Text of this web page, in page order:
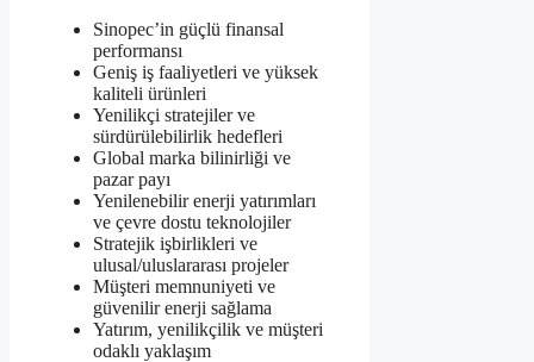
Sinopec’in güçlü finansal
performansı
Geniş iş faaliyetleri ve yüksek
kaliteli ürünleri
Yenilikçi stratejiler ve
sürdürülebilirlik hedefleri
Global marka bilinirliği ve
pazar payı
Yenilenebilir enerji yatırımları
ve çevre dostu teknolojiler
Stratejik işbirlikleri ve
ulusal/uluslararası projeler
Müşteri memnuniyeti ve
güvenilir enerji sağlama
Yatırım, yenilikçilik ve müşteri
odaklı yaklaşım